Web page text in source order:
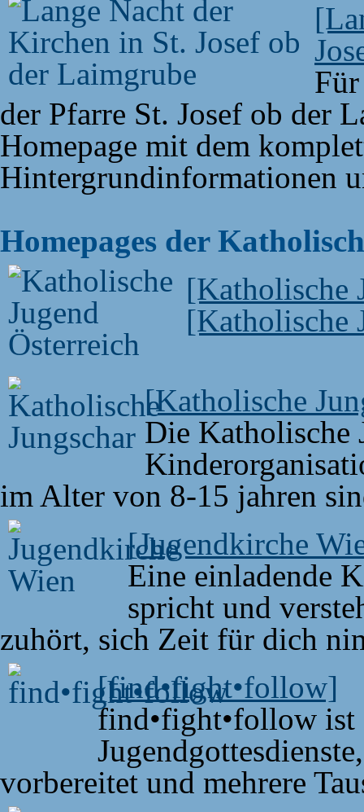
der Pfarre St. Josef ob der
Homepage mit dem
Hintergrundinformationen
Homepages der
[Katholische
[Katholische
[Katholische
Die Katholische
im Alter von 8-15 jahren
[Jugendkirche
Eine einladende
spricht und
zuhört, sich Zeit für dich
[find•fight•follow]
find•fight•follow ist
vorbereitet und mehrere